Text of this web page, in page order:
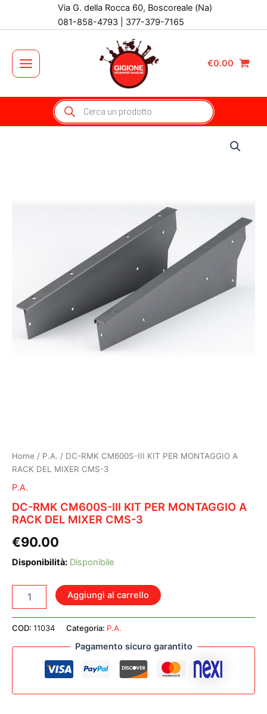
Via G. della Rocca 60, Boscoreale (Na)
081-858-4793 | 377-379-7165
Main
Menu
€0.00
Products
search
Home / P.A. / DC-RMK CM600S-III KIT PER MONTAGGIO A
RACK DEL MIXER CMS-3
P.A.
DC-RMK CM600S-III KIT PER MONTAGGIO A
RACK DEL MIXER CMS-3
€90.00
Disponibilità: Disponibile
III
PER
MONTAGGIO
DEL
Aggiungi al carrello
COD: 11034 Categoria: P.A.
Pagamento sicuro garantito